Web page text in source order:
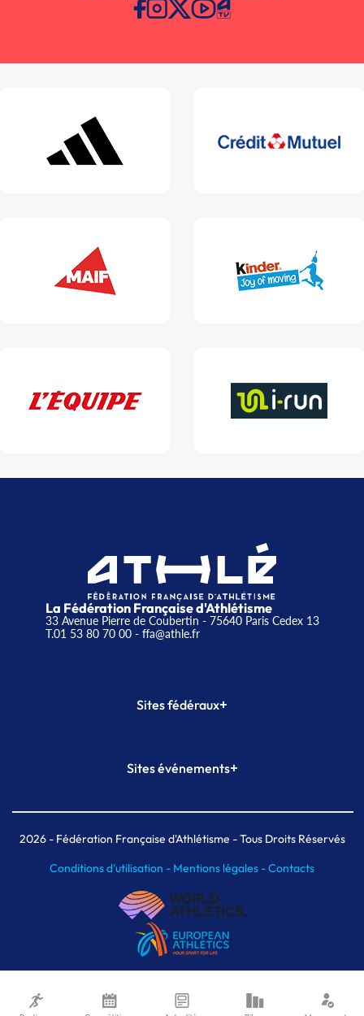
La Fédération Française d'Athlétisme
33 Avenue Pierre de Coubertin - 75640 Paris Cedex 13
T.01 53 80 70 00- ffa@athle.fr
Sites fédéraux+
Plateforme Formation
Sites événements+
Meeting de Paris indoor
MAIF Ekiden de Paris
2026- Fédération Française d'Athlétisme - Tous Droits Réservés
Conditions d'utilisation - Mentions légales -Contacts